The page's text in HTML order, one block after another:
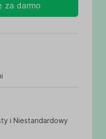
za darmo
i Niestandardowy